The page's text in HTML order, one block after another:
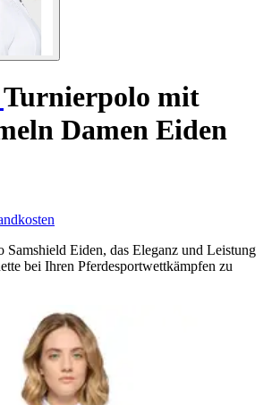
Turnierpolo mit
Damen Eiden
Samshield Eiden, das Eleganz und Leistung
bei Ihren Pferdesportwettkämpfen zu